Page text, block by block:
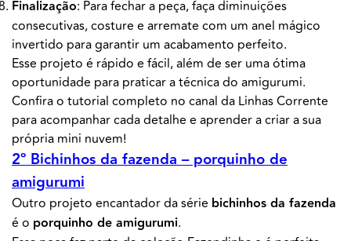
Finalização: Para fechar a peça, faça diminuições
consecutivas, costure e arremate com um anel mágico
invertido para garantir um acabamento perfeito.
Esse projeto é rápido e fácil, além de ser uma ótima
oportunidade para praticar a técnica do amigurumi.
Confira o tutorial completo no canal da Linhas Corrente
para acompanhar cada detalhe e aprender a criar a sua
própria mini nuvem!
2º Bichinhos da fazenda – porquinho de
amigurumi
Outro projeto encantador da série bichinhos da fazenda
é o porquinho de amigurumi.